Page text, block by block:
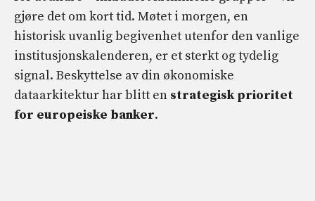
gjøre det om kort tid. Møtet i morgen, en
historisk uvanlig begivenhet utenfor den vanlige
institusjonskalenderen, er et sterkt og tydelig
signal. Beskyttelse av din økonomiske
dataarkitektur har blitt en strategisk prioritet
for europeiske banker.